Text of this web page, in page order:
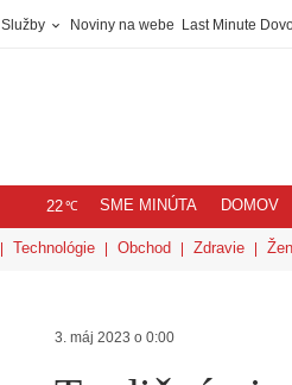
Služby Noviny na webe Last Minute
22℃ SME MINÚTA DOMOV
Technológie Obchod Zdravie
3. máj 2023 o 0:00